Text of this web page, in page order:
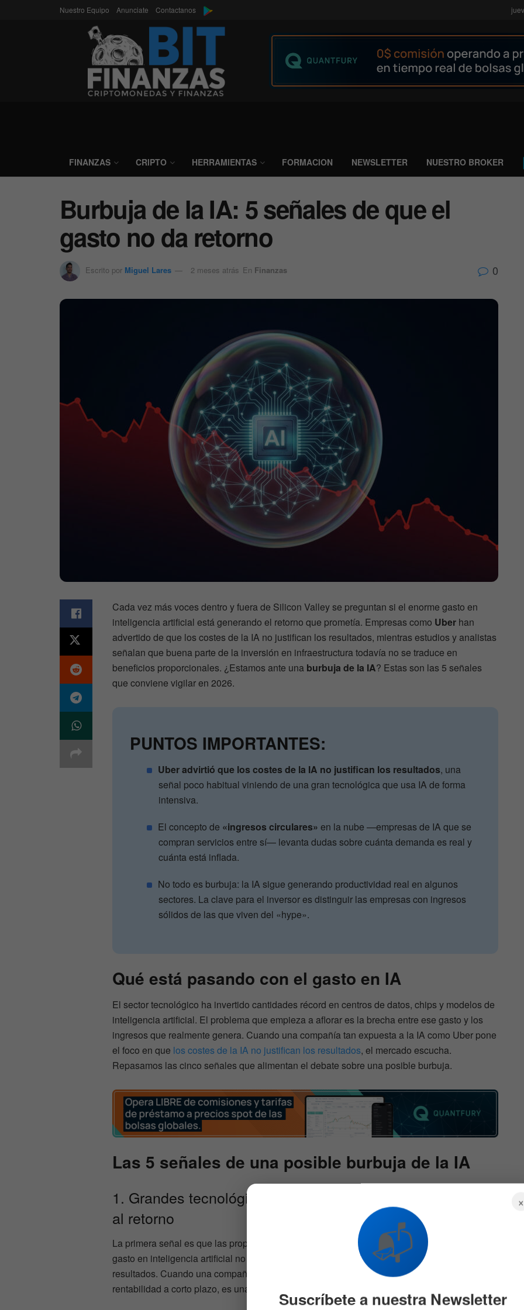
Nuestro Equipo Anunciate Contactanos
FINANZAS CRIPTO HERRAMIENTAS FORMACION NEWSLETTER NUESTRO BROKER
Burbuja de la IA: 5 señales de que el
gasto no da retorno
Escrito por Miguel Lares 2 meses atrás En Finanzas 0
Cada vez más voces dentro y fuera de Silicon Valley se preguntan si el enorme gasto en
inteligencia artificial está generando el retorno que prometía. Empresas como Uber han
advertido de que los costes de la IA no justifican los resultados, mientras estudios y analistas
señalan que buena parte de la inversión en infraestructura todavía no se traduce en
beneficios proporcionales. ¿Estamos ante una burbuja de la IA? Estas son las 5 señales
que conviene vigilar en 2026.
PUNTOS IMPORTANTES:
Uber advirtió que los costes de la IA no justifican los resultados, una
señal poco habitual viniendo de una gran tecnológica que usa IA de forma
intensiva.
El concepto de «ingresos circulares» en la nube —empresas de IA que se
compran servicios entre sí— levanta dudas sobre cuánta demanda es real y
cuánta está inflada.
No todo es burbuja: la IA sigue generando productividad real en algunos
sectores. La clave para el inversor es distinguir las empresas con ingresos
sólidos de las que viven del «hype».
Qué está pasando con el gasto en IA
El sector tecnológico ha invertido cantidades récord en centros de datos, chips y modelos de
inteligencia artificial. El problema que empieza a aflorar es la brecha entre ese gasto y los
ingresos que realmente genera. Cuando una compañía tan expuesta a la IA como Uber pone
el foco en que los costes de la IA no justifican los resultados, el mercado escucha.
Repasamos las cinco señales que alimentan el debate sobre una posible burbuja.
Las 5 señales de una posible burbuja de la IA
1. Grandes tecnológicas admiten que los costes superan
al retorno
La primera señal es que las propias empresas lo reconocen. Uber ha advertido de que el
gasto en inteligencia artificial no se está traduciendo en una mejora proporcional de los
resultados. Cuando una compañía que utiliza IA de forma intensiva pone en duda su
rentabilidad a corto plazo, es una alerta difícil de ignorar.
×
📬
Suscríbete a nuestra Newsletter